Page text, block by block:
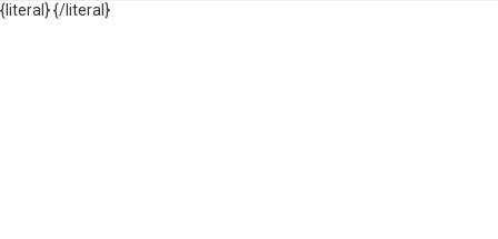
{literal}{/literal}